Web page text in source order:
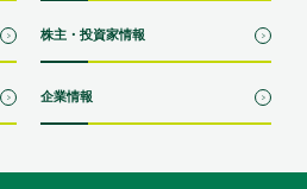
株主・投資家情報
企業情報